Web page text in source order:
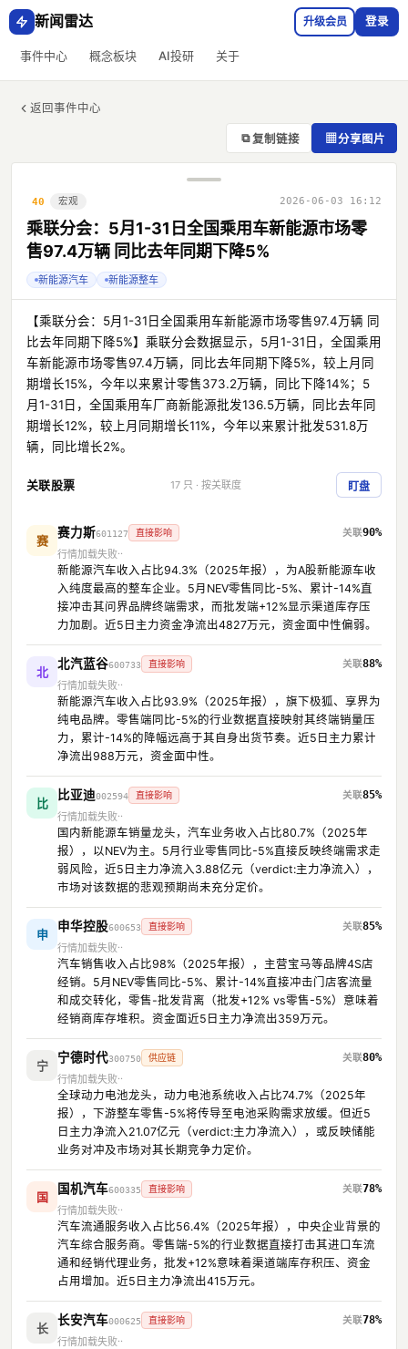
新闻雷达
事件中心 概念板块 AI投研 关于
升级会员 登录
返回事件中心
⧉ 复制链接 ▦分享图片
40 宏观 2026-06-03 16:12
乘联分会：5月1-31日全国乘用车新能源市场零
售97.4万辆 同比去年同期下降5%
新能源汽车 新能源整车
【乘联分会：5月1-31日全国乘用车新能源市场零售97.4万辆 同
比去年同期下降5%】乘联分会数据显示，5月1-31日，全国乘用
车新能源市场零售97.4万辆，同比去年同期下降5%，较上月同
期增长15%，今年以来累计零售373.2万辆，同比下降14%；5
月1-31日，全国乘用车厂商新能源批发136.5万辆，同比去年同
期增长12%，较上月同期增长11%，今年以来累计批发531.8万
辆，同比增长2%。
关联股票 17 只 · 按关联度 盯盘
赛
赛力斯601127 直接影响
90%
行情加载失败
新能源汽车收入占比94.3%（2025年报），为A股新能源车收
入纯度最高的整车企业。5月NEV零售同比-5%、累计-14%直
接冲击其问界品牌终端需求，而批发端+12%显示渠道库存压
力加剧。近5日主力资金净流出4827万元，资金面中性偏弱。
北
北汽蓝谷600733 直接影响
88%
行情加载失败
新能源汽车收入占比93.9%（2025年报），旗下极狐、享界为
纯电品牌。零售端同比-5%的行业数据直接映射其终端销量压
力，累计-14%的降幅远高于其自身出货节奏。近5日主力累计
净流出988万元，资金面中性。
比
比亚迪002594 直接影响
85%
行情加载失败
国内新能源车销量龙头，汽车业务收入占比80.7%（2025年
报），以NEV为主。5月行业零售同比-5%直接反映终端需求走
弱风险，近5日主力净流入3.88亿元（verdict:主力净流入），
市场对该数据的悲观预期尚未充分定价。
申
申华控股600653 直接影响
85%
行情加载失败
汽车销售收入占比98%（2025年报），主营宝马等品牌4S店
经销。5月NEV零售同比-5%、累计-14%直接冲击门店客流量
和成交转化，零售-批发背离（批发+12% vs零售-5%）意味着
经销商库存堆积。资金面近5日主力净流出359万元。
宁
宁德时代300750 供应链
80%
行情加载失败
全球动力电池龙头，动力电池系统收入占比74.7%（2025年
报），下游整车零售-5%将传导至电池采购需求放缓。但近5
日主力净流入21.07亿元（verdict:主力净流入），或反映储能
业务对冲及市场对其长期竞争力定价。
国
国机汽车600335 直接影响
78%
行情加载失败
汽车流通服务收入占比56.4%（2025年报），中央企业背景的
汽车综合服务商。零售端-5%的行业数据直接打击其进口车流
通和经销代理业务，批发+12%意味着渠道端库存积压、资金
占用增加。近5日主力净流出415万元。
长
长安汽车000625 直接影响
78%
行情加载失败